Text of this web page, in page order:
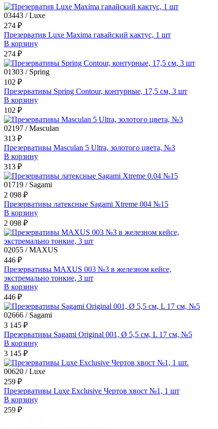
03443 / Luxe
274 ₽
Презерватив Luxe Maxima гавайский кактус, 1 шт
В корзину
274 ₽
01303 / Spring
102 ₽
Презервативы Spring Contour, контурные, 17,5 см, 3 шт
В корзину
102 ₽
02197 / Masculan
313 ₽
Презервативы Masculan 5 Ultra, золотого цвета, №3
В корзину
313 ₽
01719 / Sagami
2 098 ₽
Презервативы латексные Sagami Xtreme 004 №15
В корзину
2 098 ₽
02055 / MAXUS
446 ₽
Презервативы MAXUS 003 №3 в железном кейсе,
экстремально тонкие, 3 шт
В корзину
446 ₽
02666 / Sagami
3 145 ₽
Презервативы Sagami Original 001, Ø 5,5 см, L 17 см, №5
В корзину
3 145 ₽
00620 / Luxe
259 ₽
Презервативы Luxe Exclusive Чертов хвост №1, 1 шт
В корзину
259 ₽